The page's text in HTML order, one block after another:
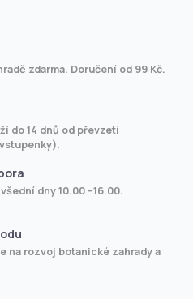
zdarma. Doručení od 99 Kč.
do 14 dnů od převzetí
dny 10.00 –16.00.
na rozvoj botanické zahrady a